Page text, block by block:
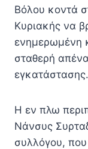
Βόλου κοντά
Κυριακής να
ενημερωμένη
σταθερή
εγκατάστασης.
Η εν πλω
Νάνσυς
συλλόγου,